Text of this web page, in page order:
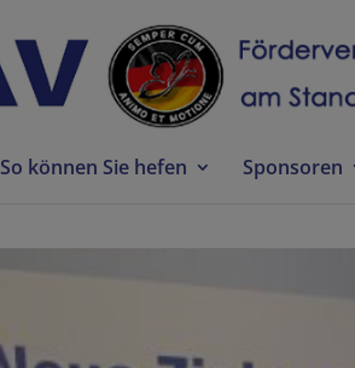
So können Sie hefen Sponsoren